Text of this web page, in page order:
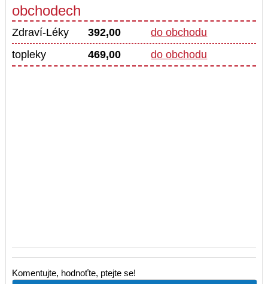
obchodech
Zdraví-Léky 392,00
do obchodu
topleky
469,00 do obchodu
Komentujte, hodnoťte, ptejte se!